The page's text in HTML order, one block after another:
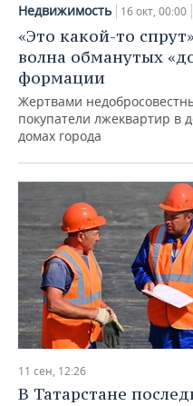
Недвижимость 16 окт, 00:00
«Это какой-то
волна обманутых
формации
Жертвами
покупатели лжеквартир в
домах города
11 сен, 12:26
В Татарстане